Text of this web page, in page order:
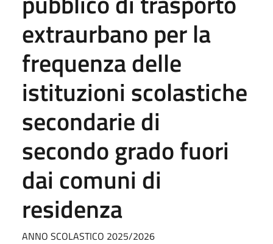
extraurbano per la
frequenza delle
istituzioni scolastiche
secondarie di
secondo grado fuori
dai comuni di
residenza
ANNO SCOLASTICO 2025/2026